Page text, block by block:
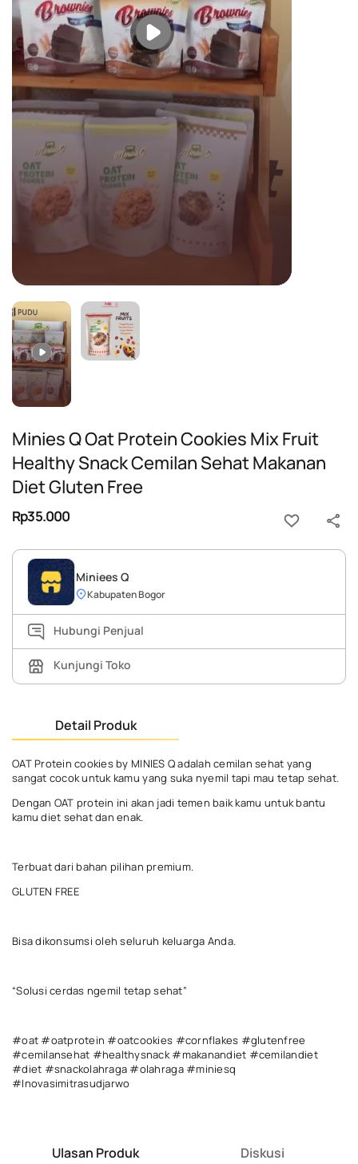
Minies Q Oat Protein Cookies Mix Fruit
Healthy Snack Cemilan Sehat Makanan
Diet Gluten Free
Rp35.000
Miniees Q
Kabupaten Bogor
Hubungi Penjual
Kunjungi Toko
Detail Produk
OAT Protein cookies by MINIES Q adalah cemilan sehat yang
sangat cocok untuk kamu yang suka nyemil tapi mau tetap sehat.
Dengan OAT protein ini akan jadi temen baik kamu untuk bantu
kamu diet sehat dan enak.
Terbuat dari bahan pilihan premium.
GLUTEN FREE
Bisa dikonsumsi oleh seluruh keluarga Anda.
“Solusi cerdas ngemil tetap sehat”
#oat #oatprotein #oatcookies #cornflakes #glutenfree
#cemilansehat #healthysnack #makanandiet #cemilandiet
#diet #snackolahraga #olahraga #miniesq
#Inovasimitrasudjarwo
Ulasan Produk Diskusi